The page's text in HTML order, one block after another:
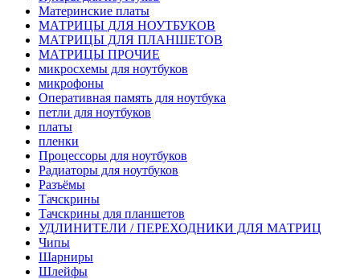
Материнские платы
МАТРИЦЫ ДЛЯ НОУТБУКОВ
МАТРИЦЫ ДЛЯ ПЛАНШЕТОВ
МАТРИЦЫ ПРОЧИЕ
микросхемы для ноутбуков
микрофоны
Оперативная память для ноутбука
петли для ноутбуков
платы
пленки
Процессоры для ноутбуков
Радиаторы для ноутбуков
Разъёмы
Тачскрины
Тачскрины для планшетов
УДЛИНИТЕЛИ / ПЕРЕХОДНИКИ ДЛЯ МАТРИЦ
Чипы
Шарниры
Шлейфы